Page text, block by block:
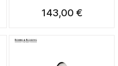
143,00 €